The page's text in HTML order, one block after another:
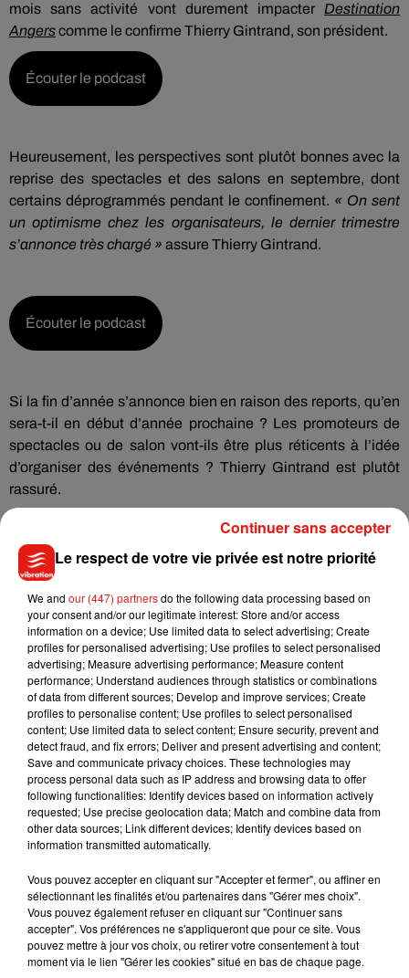
mois sans activité vont durement impacter Destination
Angerscomme le confirme Thierry Gintrand, son président.
Écouter le podcast
Heureusement, les perspectives sont plutôt bonnes avec la
reprise des spectacles et des salons en septembre, dont
certains déprogrammés pendant le confinement. « On sent
un optimisme chez les organisateurs, le dernier trimestre
s’annonce très chargé » assure Thierry Gintrand.
Écouter le podcast
Si la fin d’année s’annonce bien en raison des reports, qu’en
sera-t-il en début d’année prochaine ? Les promoteurs de
spectacles ou de salon vont-ils être plus réticents à l’idée
d’organiser des événements ? Thierry Gintrand est plutôt
rassuré.
Écouter le podcast
En 2018, le parc des expositions a attiré près de 285 000
visiteurs, 36 000 au centre des congrès.
Musique
Benny Blanco invite Selena Gomez et
Becky G sur son nouveau single
Tiny Desk invite Charlie Puth pour une
live session solaire
Le respect de votre vie privée est notre priorité
We and our (447) partnersdo the following data processing based on
your consent and/or our legitimate interest: Store and/or access
information on a device; Use limited data to select advertising; Create
profiles for personalised advertising; Use profiles to select personalised
advertising; Measure advertising performance; Measure content
performance; Understand audiences through statistics or combinations
of data from different sources; Develop and improve services; Create
profiles to personalise content; Use profiles to select personalised
content; Use limited data to select content; Ensure security, prevent and
detect fraud, and fix errors; Deliver and present advertising and content;
Save and communicate privacy choices. These technologies may
process personal data such as IP address and browsing data to offer
following functionalities: Identify devices based on information actively
requested; Use precise geolocation data; Match and combine data from
other data sources; Link different devices; Identify devices based on
information transmitted automatically.
Vous pouvez accepter en cliquant sur "Accepter et fermer", ou affiner en
sélectionnant les finalités et/ou partenaires dans "Gérer mes choix".
Vous pouvez également refuser en cliquant sur "Continuer sans
accepter". Vos préférences ne s'appliqueront que pour ce site. Vous
pouvez mettre à jour vos choix, ou retirer votre consentement à tout
moment via le lien "Gérer les cookies" situé en bas de chaque page.
Continuer sans accepter